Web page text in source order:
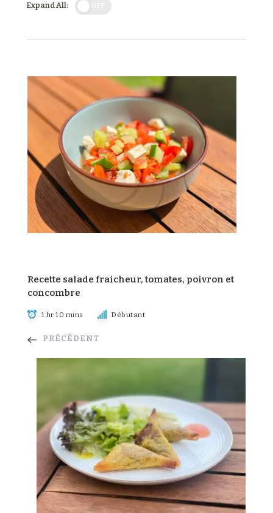
Expand All:
Recette salade fraicheur, tomates, poivron et
concombre
1 hr 10 mins Débutant
PRÉCÉDENT